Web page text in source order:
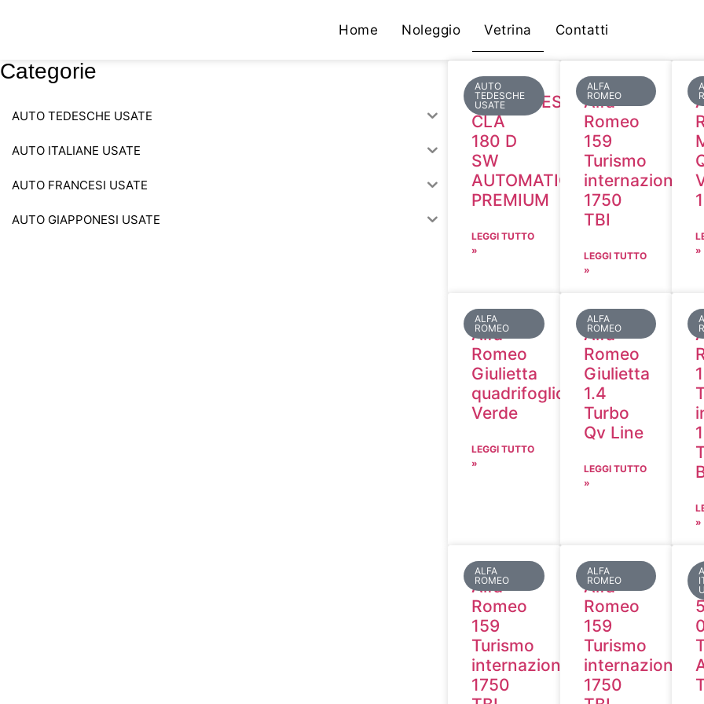
Home Noleggio Vetrina Contatti
Categorie
AUTO TEDESCHE USATE
AUTO ITALIANE USATE
AUTO FRANCESI USATE
AUTO GIAPPONESI USATE
AUTO
TEDESCHE
USATE
MERCEDES
CLA
180 D
SW
AUTOMATIC
PREMIUM
LEGGI TUTTO
»
ALFA
ROMEO
Alfa
Romeo
159
Turismo
internazionale
1750
TBI
LEGGI TUTTO
»
»
ALFA
ROMEO
Alfa
Romeo
Giulietta
quadrifoglio
Verde
LEGGI TUTTO
»
ALFA
ROMEO
Alfa
Romeo
Giulietta
1.4
Turbo
Qv Line
LEGGI TUTTO
»
»
ALFA
ROMEO
Alfa
Romeo
159
Turismo
internazionale
1750
ALFA
ROMEO
Alfa
Romeo
159
Turismo
internazionale
1750